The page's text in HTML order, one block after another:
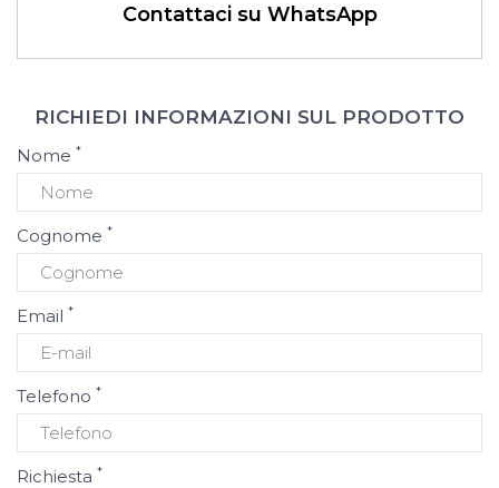
Contattaci su WhatsApp
RICHIEDI INFORMAZIONI SUL PRODOTTO
Nome *
Cognome *
Email *
Telefono *
Richiesta *